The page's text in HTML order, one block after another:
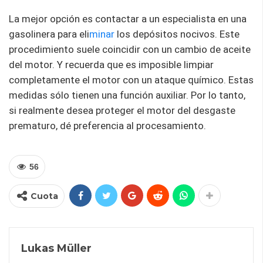
La mejor opción es contactar a un especialista en una
gasolinera para eliminar los depósitos nocivos. Este
procedimiento suele coincidir con un cambio de aceite
del motor. Y recuerda que es imposible limpiar
completamente el motor con un ataque químico. Estas
medidas sólo tienen una función auxiliar. Por lo tanto,
si realmente desea proteger el motor del desgaste
prematuro, dé preferencia al procesamiento.
56
Cuota
Lukas Müller